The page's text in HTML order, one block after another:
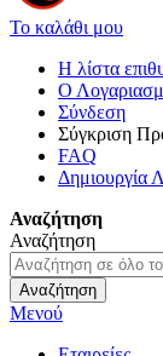
Το καλάθι μου
Η λίστα
Ο
Σύνδεση
Σύγκριση
FAQ
Δημιουργία
Αναζήτηση
Αναζήτηση
Αναζήτηση
Μενού